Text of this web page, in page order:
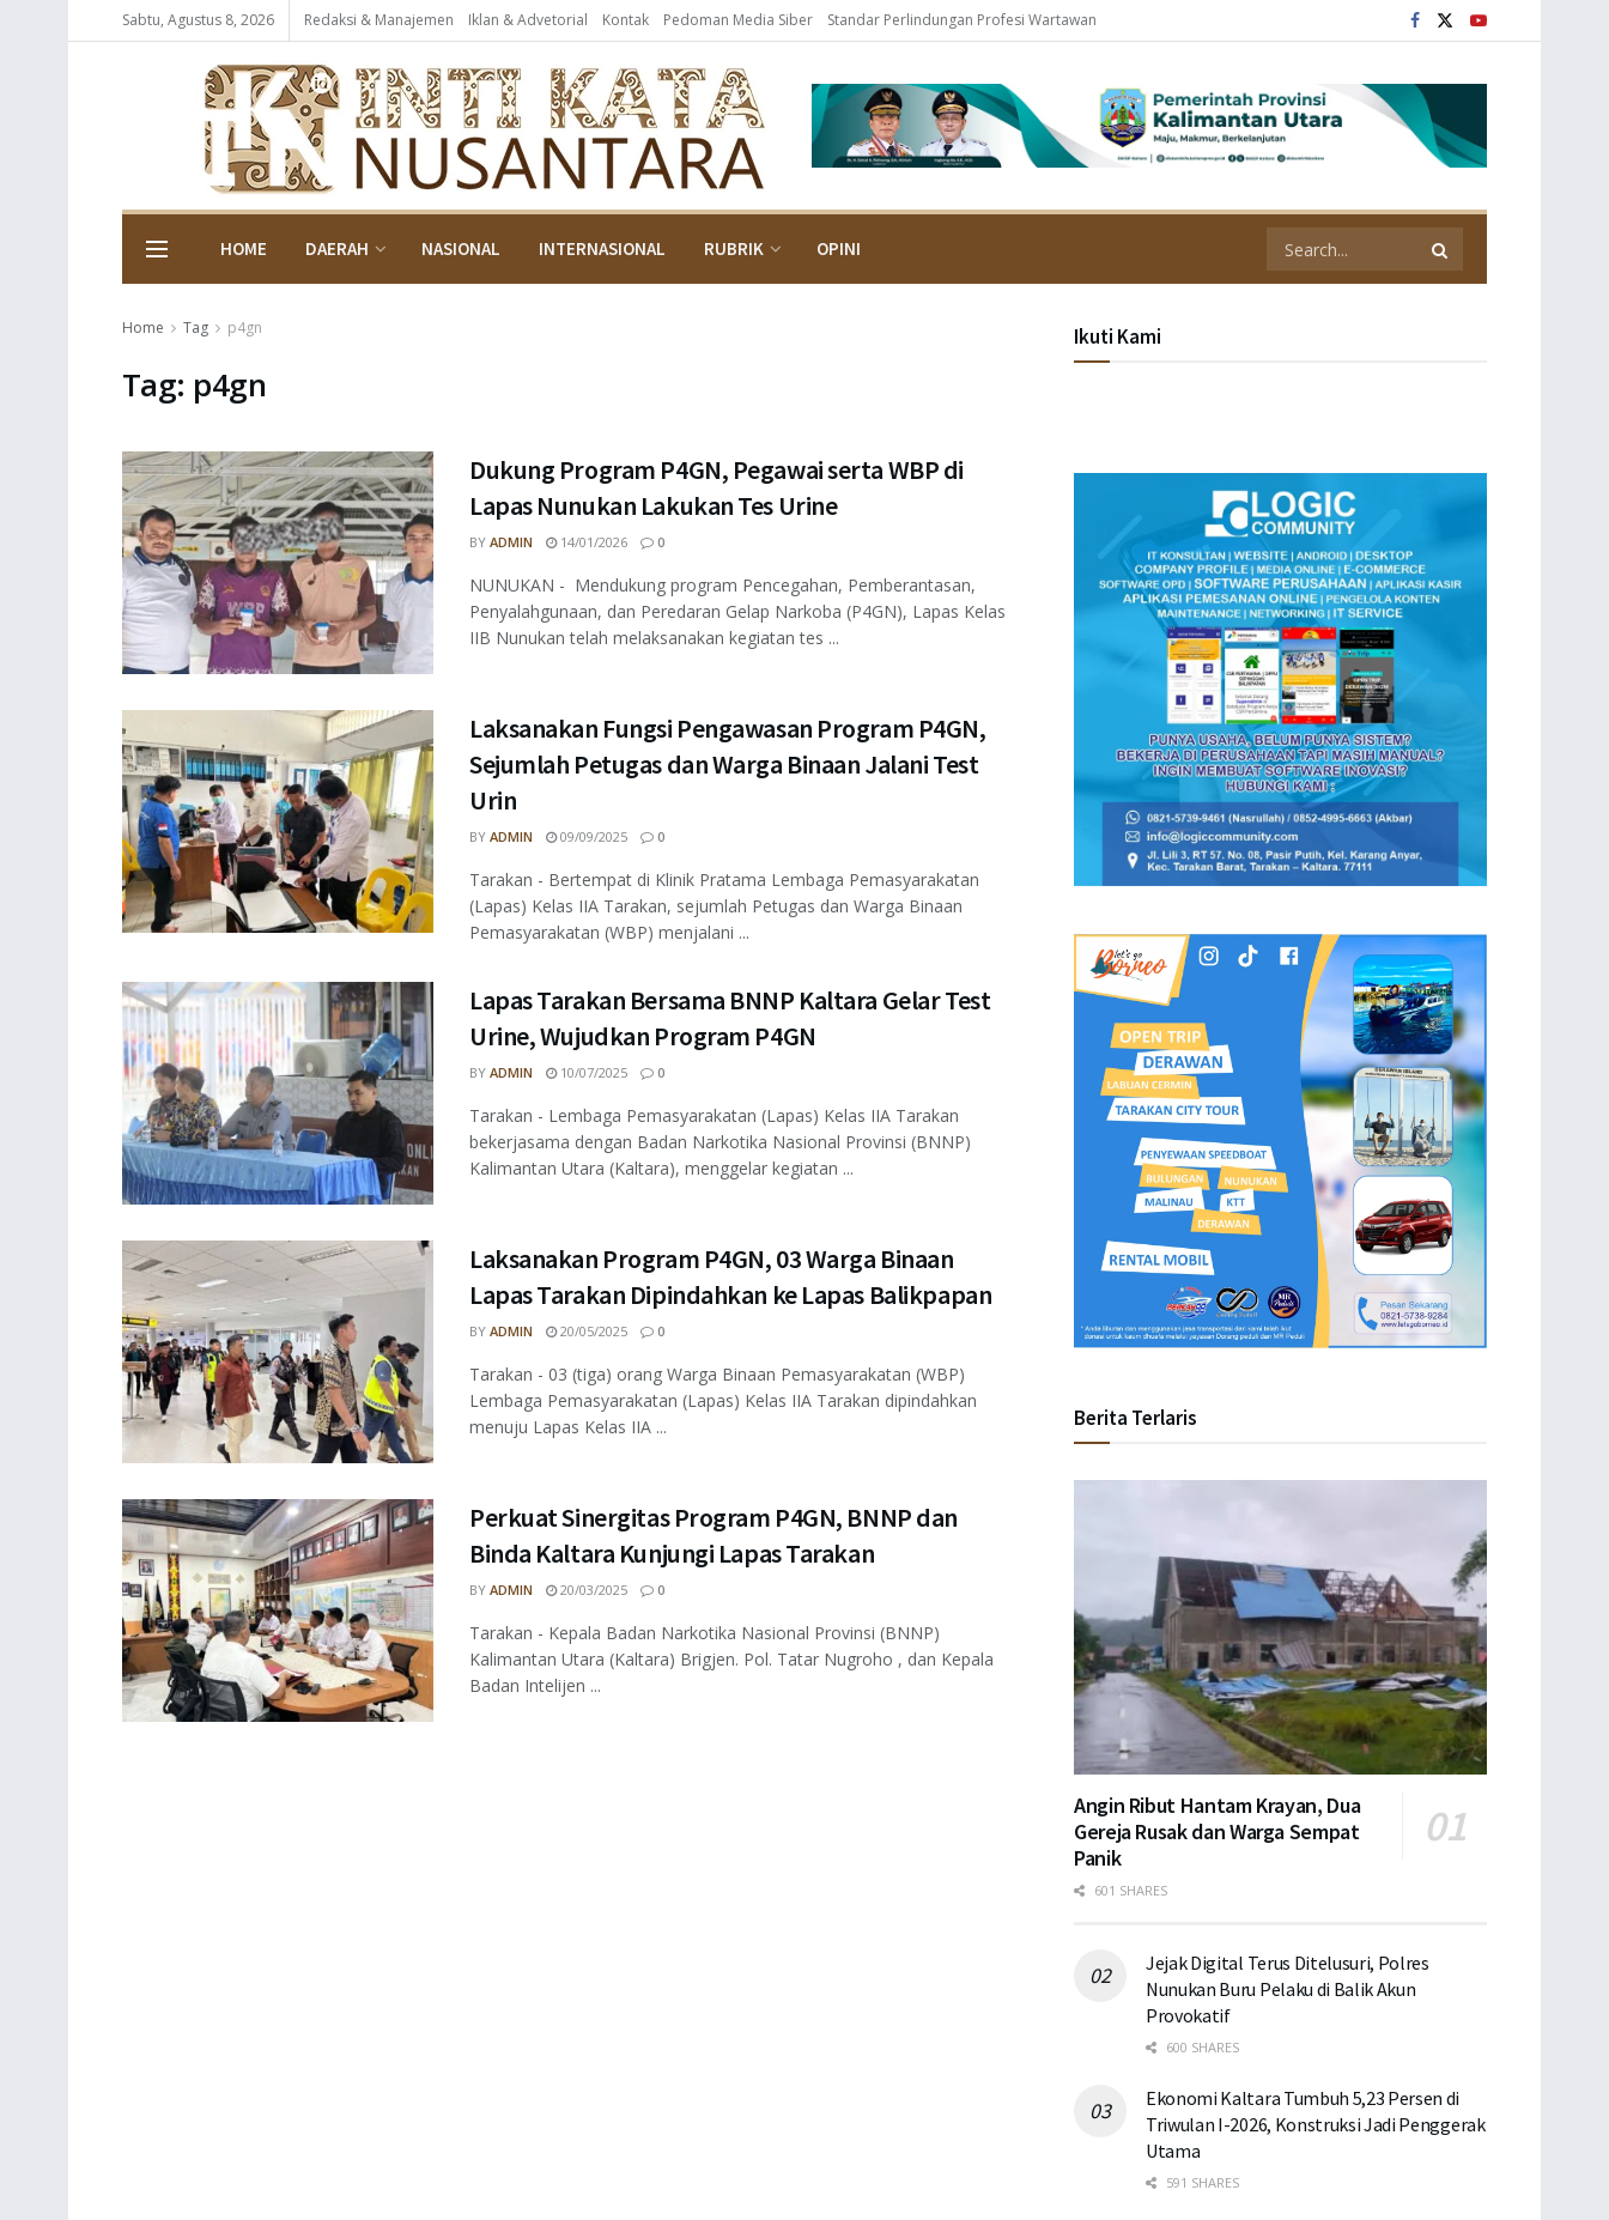
Sabtu, Agustus 8, 2026 Redaksi & Manajemen Iklan & Advetorial Kontak Pedoman Media Siber Standar Perlindungan Profesi Wartawan
HOME DAERAH NASIONAL INTERNASIONAL RUBRIK OPINI
Home Tag p4gn
Tag: p4gn
Dukung Program P4GN, Pegawai serta WBP di
Lapas Nunukan Lakukan Tes Urine
BY ADMIN 14/01/2026 0
NUNUKAN - Mendukung program Pencegahan, Pemberantasan,
Penyalahgunaan, dan Peredaran Gelap Narkoba (P4GN), Lapas Kelas
IIB Nunukan telah melaksanakan kegiatan tes ...
Laksanakan Fungsi Pengawasan Program P4GN,
Sejumlah Petugas dan Warga Binaan Jalani Test
Urin
BY ADMIN 09/09/2025 0
Tarakan - Bertempat di Klinik Pratama Lembaga Pemasyarakatan
(Lapas) Kelas IIA Tarakan, sejumlah Petugas dan Warga Binaan
Pemasyarakatan (WBP) menjalani ...
Lapas Tarakan Bersama BNNP Kaltara Gelar Test
Urine, Wujudkan Program P4GN
BY ADMIN 10/07/2025 0
Tarakan - Lembaga Pemasyarakatan (Lapas) Kelas IIA Tarakan
bekerjasama dengan Badan Narkotika Nasional Provinsi (BNNP)
Kalimantan Utara (Kaltara), menggelar kegiatan ...
Laksanakan Program P4GN, 03 Warga Binaan
Lapas Tarakan Dipindahkan ke Lapas Balikpapan
BY ADMIN 20/05/2025 0
Tarakan - 03 (tiga) orang Warga Binaan Pemasyarakatan (WBP)
Lembaga Pemasyarakatan (Lapas) Kelas IIA Tarakan dipindahkan
menuju Lapas Kelas IIA ...
Perkuat Sinergitas Program P4GN, BNNP dan
Binda Kaltara Kunjungi Lapas Tarakan
BY ADMIN 20/03/2025 0
Tarakan - Kepala Badan Narkotika Nasional Provinsi (BNNP)
Kalimantan Utara (Kaltara) Brigjen. Pol. Tatar Nugroho , dan Kepala
Badan Intelijen ...
Ikuti Kami
Berita Terlaris
Angin Ribut Hantam Krayan, Dua
Gereja Rusak dan Warga Sempat
Panik
601 SHARES
Jejak Digital Terus Ditelusuri, Polres
Nunukan Buru Pelaku di Balik Akun
Provokatif
600 SHARES
Ekonomi Kaltara Tumbuh 5,23 Persen di
Triwulan I-2026, Konstruksi Jadi Penggerak
Utama
591 SHARES